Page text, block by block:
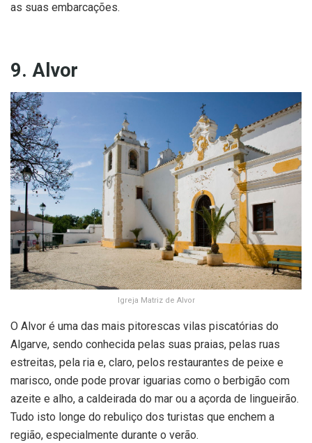
as suas embarcações.
9. Alvor
Igreja Matriz de Alvor
O Alvor é uma das mais pitorescas vilas piscatórias do
Algarve, sendo conhecida pelas suas praias, pelas ruas
estreitas, pela ria e, claro, pelos restaurantes de peixe e
marisco, onde pode provar iguarias como o berbigão com
azeite e alho, a caldeirada do mar ou a açorda de lingueirão.
Tudo isto longe do rebuliço dos turistas que enchem a
região, especialmente durante o verão.